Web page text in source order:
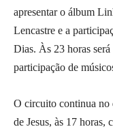
apresentar o álbum
Lencastre e a
Dias. Às 23 horas será
participação de
O circuito continua no
de Jesus, às 17